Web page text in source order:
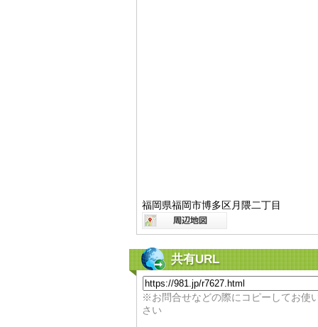
福岡県福岡市博多区月隈二丁目
共有URL
※お問合せなどの際にコピーしてお使
さい